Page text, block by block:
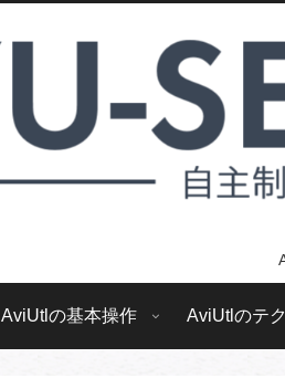
AviUtlの基本操作 AviUtlのテ